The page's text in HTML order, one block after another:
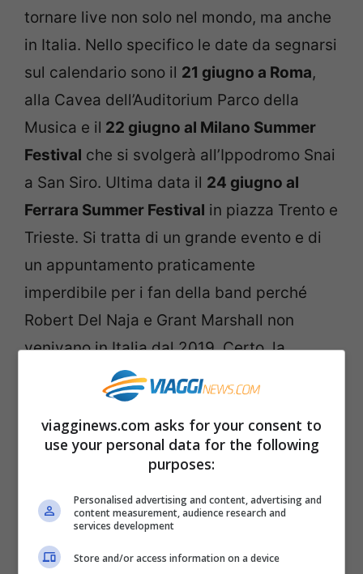
tornare live non solo nel mondo, ma anche
in Italia. Nello specifico le date da segnarsi
sul calendario sono il 21 giugno a Roma,
alla Cavea dell’Auditorium Parco della
Musica e il 22 giugno al Milano Summer
Festival che si svolgerà all’Ippodromo Snai
a San Siro. Ultima data il 24 giugno al
Ferrara Summer Festival in piazza Trento e
Trieste. Si tratta di un grande evento e di
un appuntamento praticamente
imperdibile per i fan della band perché
Robert Del Naja e Grant Marshall non
venivano in Italia dal 2019. Certo, la
pandemia non ha aiutato, ma l’ultima
comparsata in Italia risaliva alla
celebrazione per i 20 anni di Mezzanine.
tour
Per acquistare ibiglietti per vedere in
viagginews.com asks for your consent to
use your personal data for the following
purposes:
Personalised advertising and content, advertising and
content measurement, audience research and
services development
Store and/or access information on a device